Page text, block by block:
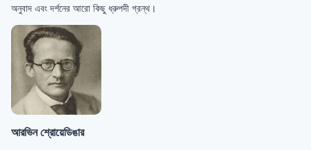
অনুবাদ এবং দর্শনের আরো কিছু ধ্রুপদী গ্রন্থ।
আরভিন শ্রোয়েডিঙার